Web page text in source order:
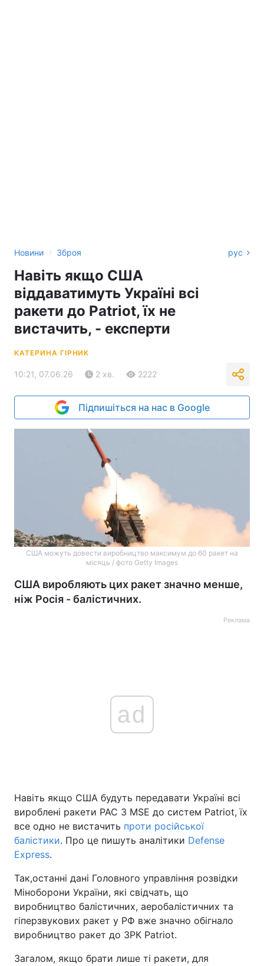
Новини › Зброя рус
Навіть якщо США
віддаватимуть Україні всі
ракети до Patriot, їх не
вистачить, - експерти
КАТЕРИНА ГІРНИК
10:21, 07.06.26 2 хв. 2222
Підпишіться на нас в Google
США можуть довести виробництво максимум до 60 ракет на
місяць / фото Getty Images
США виробляють цих ракет значно менше,
ніж Росія - балістичних.
Реклама
ad
Навіть якщо США будуть передавати Україні всі
вироблені ракети PAC 3 MSE до систем Patriot, їх
все одно не вистачить проти російської
балістики. Про це пишуть аналітики Defense
Express.
Так,останні дані Головного управління розвідки
Міноборони України, які свідчать, що
виробництво балістичних, аеробалістичних та
гіперзвукових ракет у РФ вже значно обігнало
виробництво ракет до ЗРК Patriot.
Загалом, якщо брати лише ті ракети, для